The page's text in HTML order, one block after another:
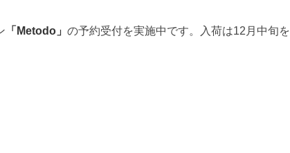
「Metodo」 の予約受付を実施中です。入荷は12月中旬を